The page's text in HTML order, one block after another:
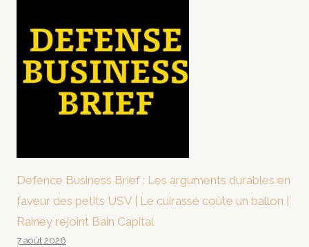
Defence Business Brief : Les arguments durables en
faveur des petits USV | Le cuirassé coûte un ballon |
Rainey rejoint Bain Capital
7 août 2026